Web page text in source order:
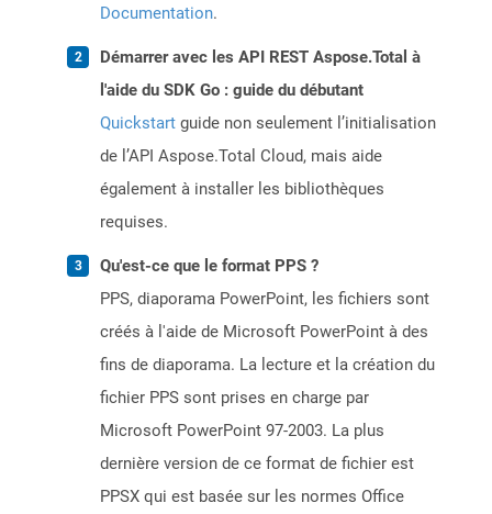
Documentation.
Démarrer avec les API REST Aspose.Total à
l'aide du SDK Go : guide du débutant
Quickstart guide non seulement l’initialisation
de l’API Aspose.Total Cloud, mais aide
également à installer les bibliothèques
requises.
Qu'est-ce que le format PPS ?
PPS, diaporama PowerPoint, les fichiers sont
créés à l'aide de Microsoft PowerPoint à des
fins de diaporama. La lecture et la création du
fichier PPS sont prises en charge par
Microsoft PowerPoint 97-2003. La plus
dernière version de ce format de fichier est
PPSX qui est basée sur les normes Office